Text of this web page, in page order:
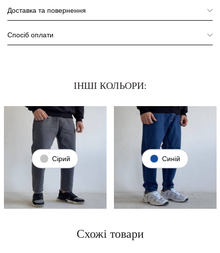
Спідниці
Доставка та повернення
Спосіб оплати
ІНШІ КОЛЬОРИ:
Сірий Синій
Схожі товари